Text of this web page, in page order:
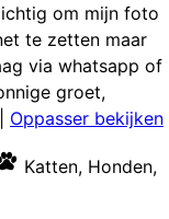
om mijn foto
te zetten maar
via whatsapp of
groet,
Oppasser bekijken
Katten, Honden,